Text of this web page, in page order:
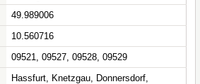
49.989006
10.560716
09521, 09527, 09528, 09529
Hassfurt, Knetzgau, Donnersdorf,